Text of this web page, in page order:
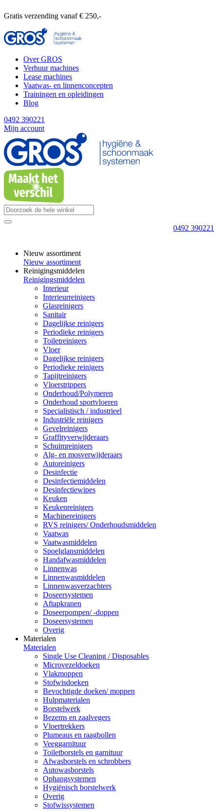
Gratis verzending vanaf € 250,-
Over GROS
Verhuur machines
Lease machines
Vaatwas- en linnenconcepten
Trainingen en opleidingen
Blog
0492 390221
Mijn account
0492 390221
Nieuw assortiment
Nieuw assortiment
Reinigingsmiddelen
Reinigingsmiddelen
Interieur
Interieurreinigers
Glasreinigers
Sanitair
Dagelijkse reinigers
Periodieke reinigers
Toiletreinigers
Vloer
Dagelijkse reinigers
Periodieke reinigers
Tapijtreinigers
Vloerstrippers
Onderhoud/Polymeren
Onderhoud sportvloeren
Specialistisch / industrieel
Industriële reinigers
Gevelreinigers
Graffityverwijderaars
Schuimreinigers
Alg- en mosverwijderaars
Autoreinigers
Desinfectie
Desinfectiemiddelen
Desinfectiewipes
Keuken
Keukenreinigers
Machinereinigers
RVS reinigers/ Onderhoudsmiddelen
Vaatwas
Vaatwasmiddelen
Spoelglansmiddelen
Handafwasmiddelen
Linnenwas
Linnenwasmiddelen
Linnenwasverzachters
Doseersystemen
Aftapkranen
Doseerpompen/ -doppen
Doseersystemen
Overig
Materialen
Materialen
Single Use Cleaning / Disposables
Microvezeldoeken
Vlakmoppen
Stofwisdoeken
Bevochtigde doeken/ moppen
Hulpmaterialen
Borstelwerk
Bezems en zaalvegers
Vloertrekkers
Plumeaus en raagbollen
Veeggarnituur
Toiletborstels en garnituur
Afwasborstels en schrobbers
Autowasborstels
Ophangsystemen
Hygiënisch borstelwerk
Overig
Stofwissystemen